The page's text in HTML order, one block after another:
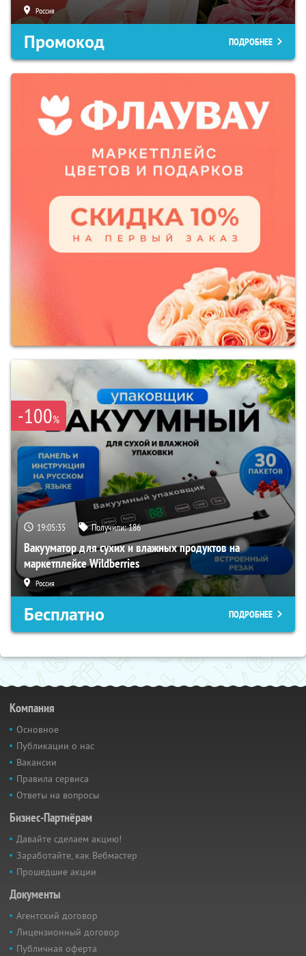
Россия
Промокод ПОДРОБНЕЕ
-100%
19:05:35 Получили:186
Вакууматор для сухих и влажных продуктов на
маркетплейсе Wildberries
Россия
Бесплатно ПОДРОБНЕЕ
Компания
Основное
Публикации о нас
Вакансии
Правила сервиса
Ответы на вопросы
Бизнес-Партнёрам
Давайте сделаем акцию!
Заработайте, как Вебмастер
Прошедшие акции
Документы
Агентский договор
Лицензионный договор
Публичная оферта